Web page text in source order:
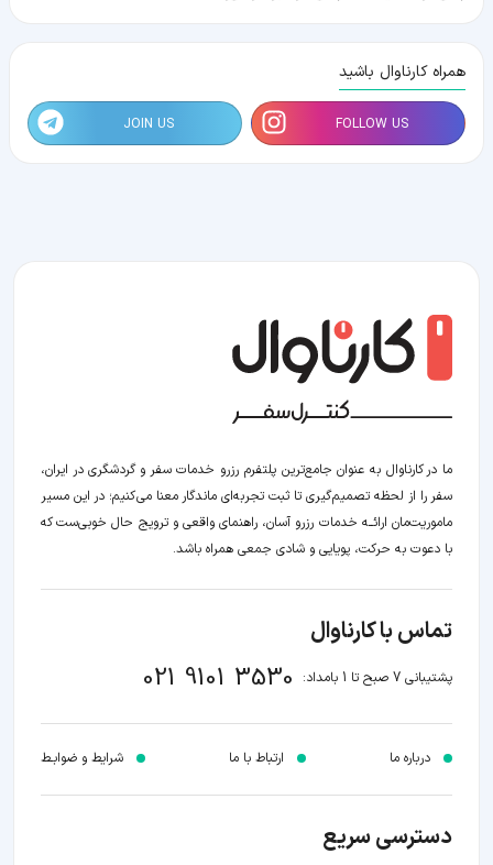
همراه کارناوال باشید
FOLLOW US
JOIN US
ما در کارناوال به عنوان جامع‌ترین پلتفرم رزرو خدمات سفر و گردشگری در ایران،
سفر را از لحظه‌ تصمیم‌گیری تا ثبت تجربه‌ای ماندگار معنا می‌کنیم؛ در این مسیر‍
ماموریت‌مان اراﺋــﻪ خدمات رزرو آسان، راهنمای واقعی و ترویج حال خوبی‌ست که
با دعوت به حرکت، پویایی و شادی جمعی همراه باشد.
تماس با کارناوال
پشتیبانی 7 صبح تا 1 بامداد: 021 9101 3530
درباره ما ارتباط با ما شرایط و ضوابـط
دسترسی سریع